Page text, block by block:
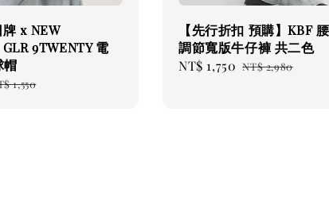
x NEW
9TWENTY 電
帽
1,550
【先行折扣 預購】KBF
調節寬版牛仔褲 共二色
Sale
NT$ 1,750 Regular
NT$ 2,980